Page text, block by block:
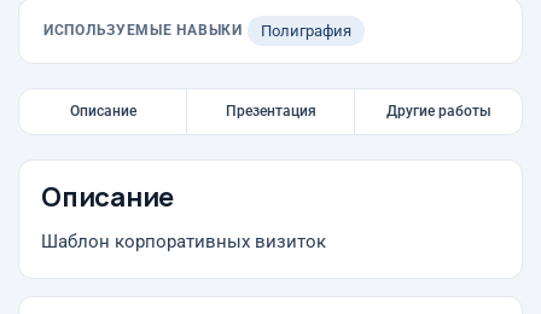
ИСПОЛЬЗУЕМЫЕ НАВЫКИ Полиграфия
Описание Презентация Другие работы
Описание
Шаблон корпоративных визиток